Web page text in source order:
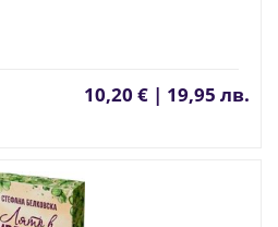
10,20 € | 19,95 лв.